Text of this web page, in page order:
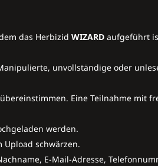
das ­HerbizidWIZARD aufgeführt
unvollständige oder
Eine Teilnahme mit
werden.
Upload schwärzen.
E-Mail-Adresse,